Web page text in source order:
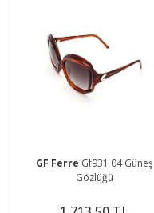
GF Ferre Gf931 04 Güneş
Gözlüğü